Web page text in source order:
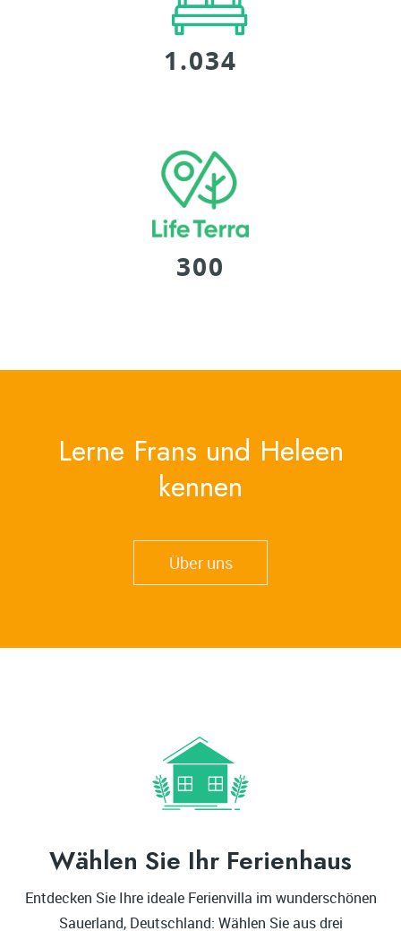
1.034
Übernachtungen
300
Lerne Frans und Heleen
kennen
Über uns
Wählen Sie Ihr Ferienhaus
Entdecken Sie Ihre ideale Ferienvilla im wunderschönen
Sauerland, Deutschland: Wählen Sie aus drei